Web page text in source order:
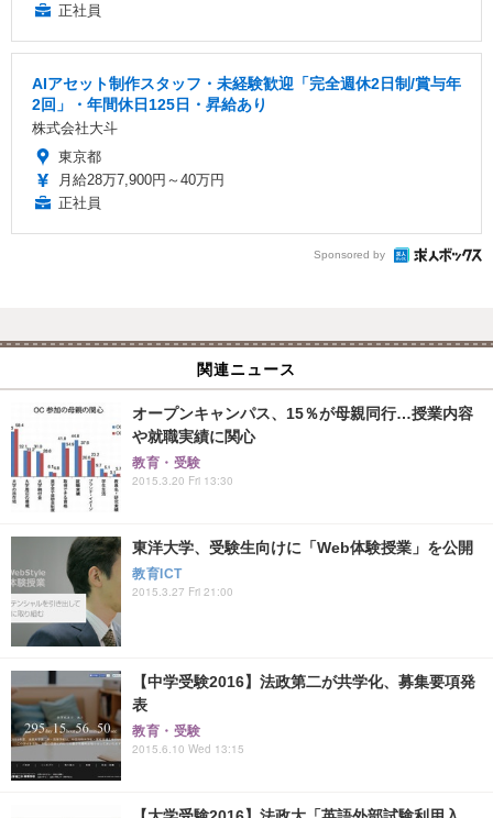
正社員
AIアセット制作スタッフ・未経験歓迎「完全週休2日制/賞与年
2回」・年間休日125日・昇給あり
株式会社大斗
東京都
月給28万7,900円～40万円
正社員
Sponsored by
関連ニュース
オープンキャンパス、15％が母親同行…授業内容
や就職実績に関心
教育・受験
2015.3.20 Fri 13:30
東洋大学、受験生向けに「Web体験授業」を公開
教育ICT
2015.3.27 Fri 21:00
【中学受験2016】法政第二が共学化、募集要項発
表
教育・受験
2015.6.10 Wed 13:15